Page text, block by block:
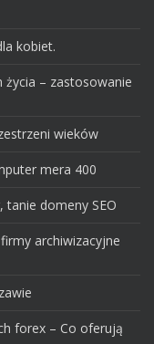
kobiet.
życia – zastosowanie
wieków
mera 400
tanie domeny SEO
archiwizacyjne
forex – Co oferują